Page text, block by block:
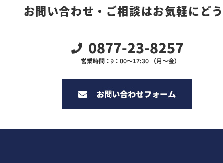
お問い合わせ・ご相談はお気軽にど